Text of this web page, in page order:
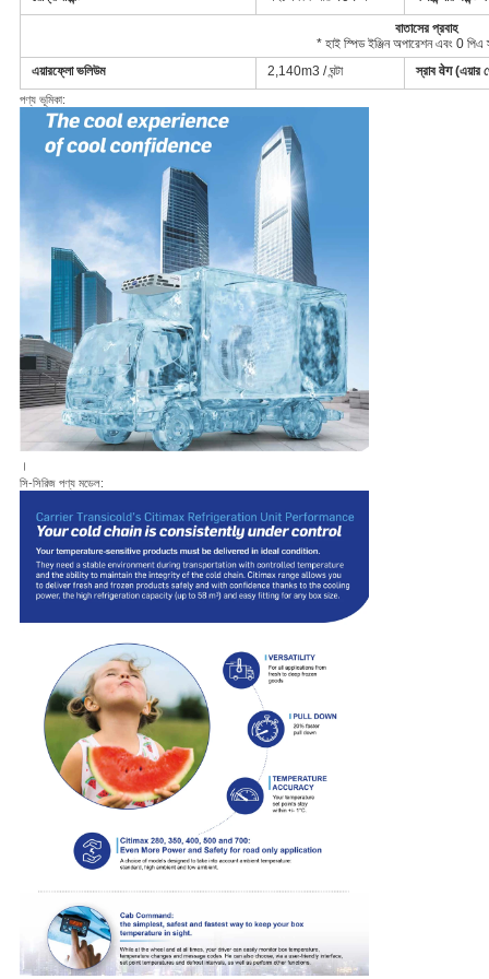
বাতাসের প্রবাহ
* হাই স্পিড ইঞ্জিন অপারেশন এবং 0 পিএ
এয়ারফ্লো ভলিউম
2,140m3 / ঘন্টা স্রাব वेग (এয়ার
পণ্য ভূমিকা:
।
সি-সিরিজ পণ্য মডেল: